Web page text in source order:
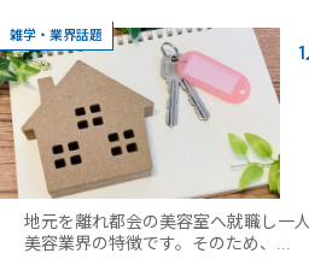
雑学・業界話題
地元を離れ都会の美容室へ就職し一
美容業界の特徴です。そのため、...